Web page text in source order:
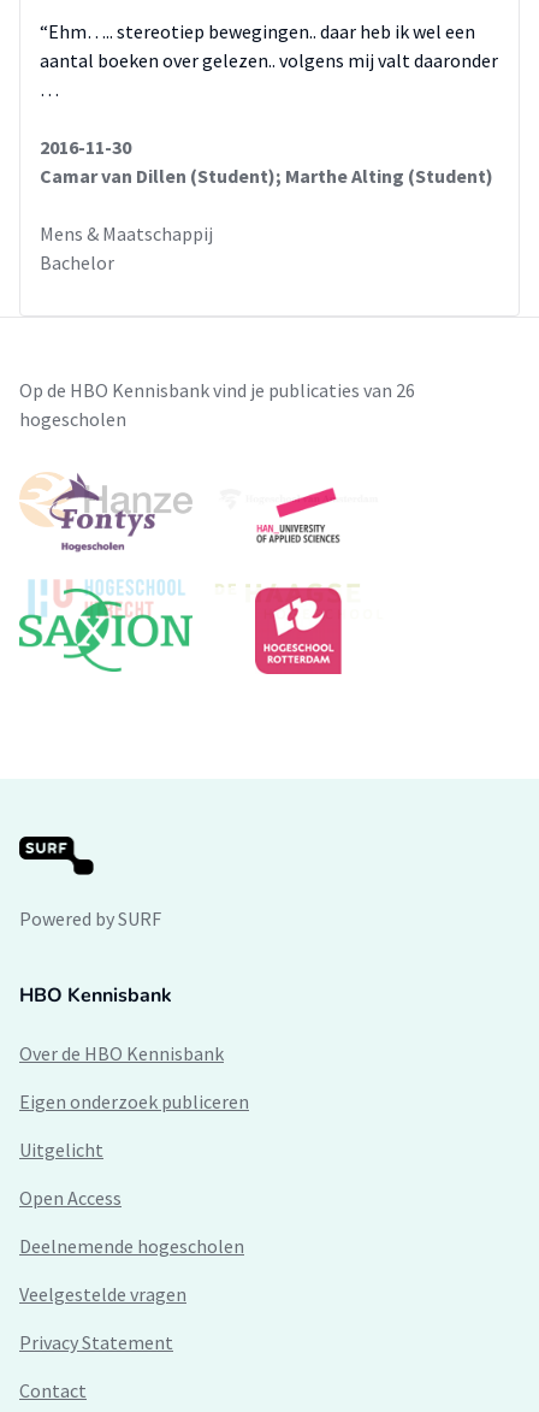
“Ehm….. stereotiep bewegingen.. daar heb ik wel een
aantal boeken over gelezen.. volgens mij valt daaronder
…
2016-11-30
Camar van Dillen (Student); Marthe Alting (Student)
Mens & Maatschappij
Bachelor
Op de HBO Kennisbank vind je publicaties van 26
hogescholen
Powered by SURF
HBO Kennisbank
Over de HBO Kennisbank
Eigen onderzoek publiceren
Uitgelicht
Open Access
Deelnemende hogescholen
Veelgestelde vragen
Privacy Statement
Contact